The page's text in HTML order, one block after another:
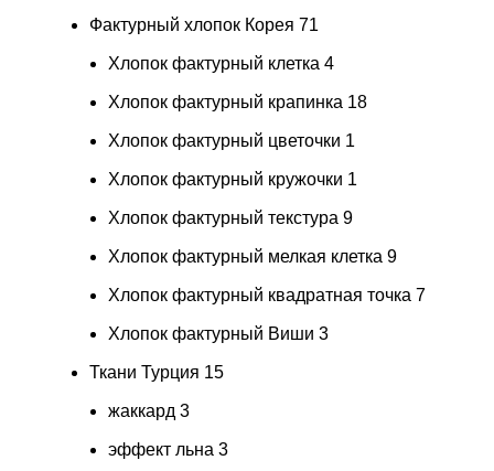
Фактурный хлопок Корея 71
Хлопок фактурный клетка 4
Хлопок фактурный крапинка 18
Хлопок фактурный цветочки 1
Хлопок фактурный кружочки 1
Хлопок фактурный текстура 9
Хлопок фактурный мелкая клетка 9
Хлопок фактурный квадратная точка 7
Хлопок фактурный Виши 3
Ткани Турция 15
жаккард 3
эффект льна 3